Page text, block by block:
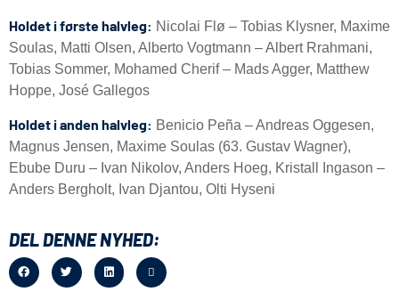
Holdet i første halvleg: Nicolai Flø – Tobias Klysner, Maxime
Soulas, Matti Olsen, Alberto Vogtmann – Albert Rrahmani,
Tobias Sommer, Mohamed Cherif – Mads Agger, Matthew
Hoppe, José Gallegos
Holdet i anden halvleg: Benicio Peña – Andreas Oggesen,
Magnus Jensen, Maxime Soulas (63. Gustav Wagner),
Ebube Duru – Ivan Nikolov, Anders Hoeg, Kristall Ingason –
Anders Bergholt, Ivan Djantou, Olti Hyseni
DEL DENNE NYHED: